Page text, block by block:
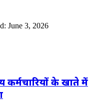
June 3, 2026
कर्मचारियों के खाते में